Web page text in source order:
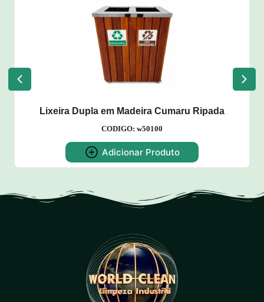
Lixeira Dupla em Madeira Cumaru Ripada
CODIGO: w50100
Adicionar Produto